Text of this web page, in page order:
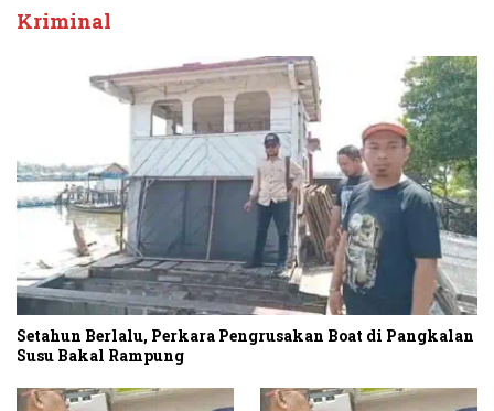
Kriminal
Setahun Berlalu, Perkara Pengrusakan Boat di Pangkalan
Susu Bakal Rampung